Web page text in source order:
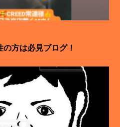
方は必見ブログ！